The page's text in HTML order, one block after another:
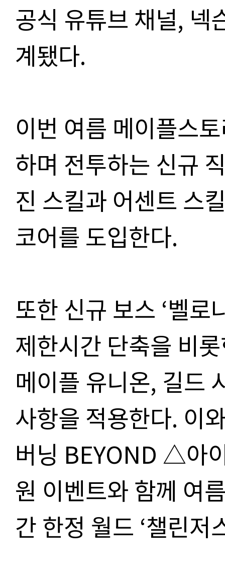
공식 유튜브 채널, 넥
계됐다.
이번 여름 메이플스
하며 전투하는 신규
진 스킬과 어센트 스
코어를 도입한다.
또한 신규 보스 ‘벨로
제한시간 단축을 비
메이플 유니온, 길드
사항을 적용한다.
버닝 BEYOND △아
원 이벤트와 함께 여
간 한정 월드 ‘챌린저